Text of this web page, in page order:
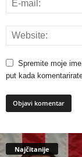
Spremite moje
put kada
Najčitanije